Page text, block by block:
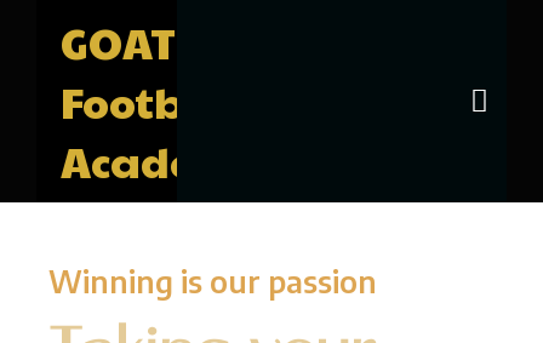
GOAT
Football
Academy
Winning is our passion